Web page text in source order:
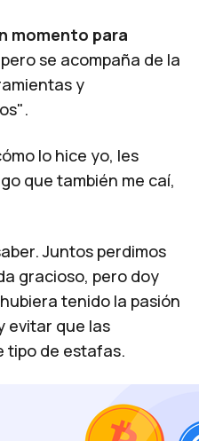
momento para
se acompaña de la
y
.
lo hice yo, les
que también me caí,
Juntos perdimos
gracioso, pero doy
tenido la pasión
evitar que las
tipo de estafas.